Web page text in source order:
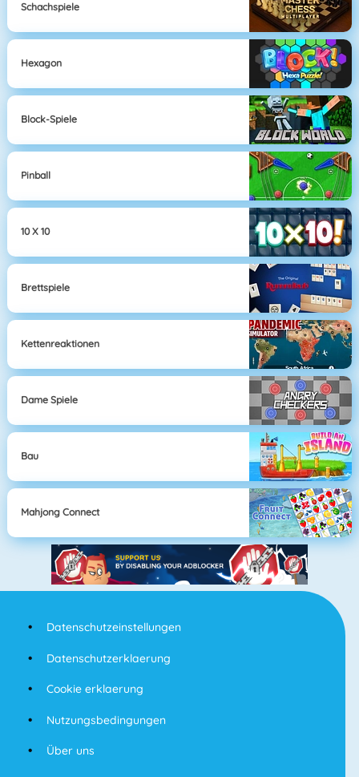
Schachspiele
Hexagon
Block-Spiele
Pinball
10 X 10
Brettspiele
Kettenreaktionen
Dame Spiele
Bau
Mahjong Connect
Datenschutzeinstellungen
Datenschutzerklaerung
Cookie erklaerung
Nutzungsbedingungen
Über uns